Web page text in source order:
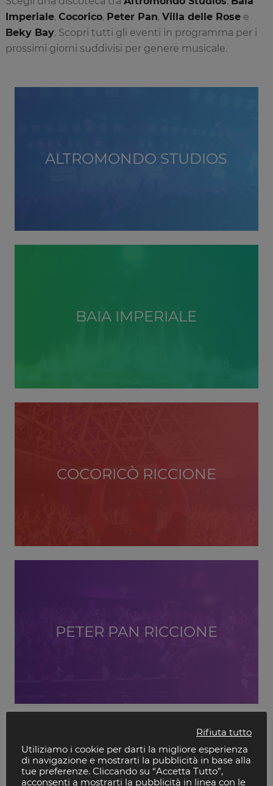
Imperiale, Cocorico, Peter Pan, Villa delle Rosee
Beky Bay. Scopri tutti gli eventi in programma per i
prossimi giorni suddivisi per genere musicale.
ALTROMONDO STUDIOS
BAIA IMPERIALE
COCORICÒ RICCIONE
PETER PAN RICCIONE
Rifiuta tutto
Utiliziamo i cookie per darti la migliore esperienza
di navigazione e mostrarti la pubblicità in base alla
tue preferenze. Cliccando su “Accetta Tutto”,
acconsenti a mostrarti la pubblicità in linea con le